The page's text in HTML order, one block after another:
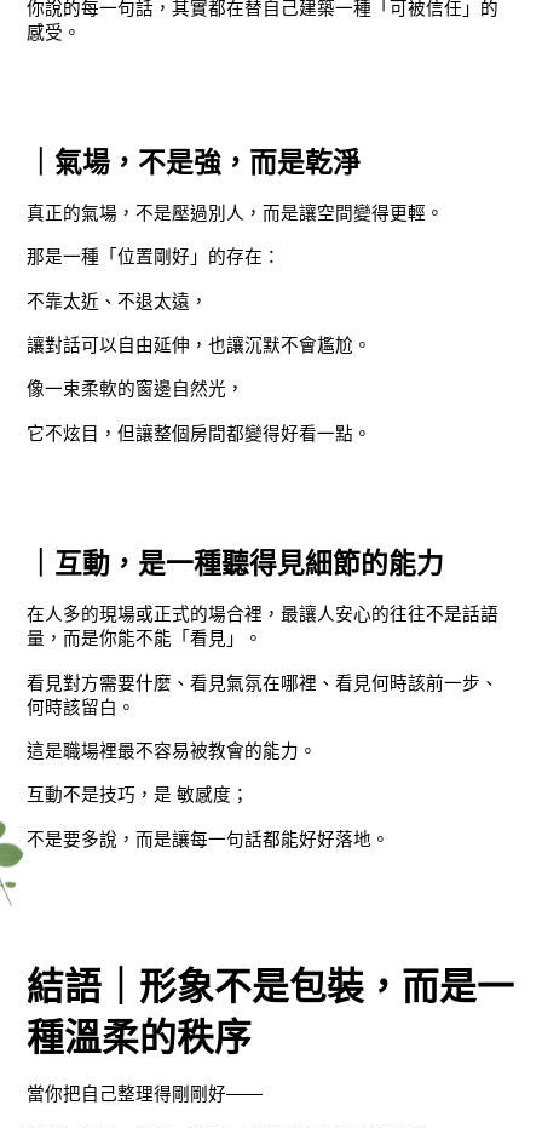
你說的每一句話，其實都在替自己建築一種「可被信任」的
感受。
｜氣場，不是強，而是乾淨
真正的氣場，不是壓過別人，而是讓空間變得更輕。
那是一種「位置剛好」的存在：
不靠太近、不退太遠，
讓對話可以自由延伸，也讓沉默不會尷尬。
像一束柔軟的窗邊自然光，
它不炫目，但讓整個房間都變得好看一點。
｜互動，是一種聽得見細節的能力
在人多的現場或正式的場合裡，最讓人安心的往往不是話語
量，而是你能不能「看見」。
看見對方需要什麼、看見氣氛在哪裡、看見何時該前一步、
何時該留白。
這是職場裡最不容易被教會的能力。
互動不是技巧，是 敏感度；
不是要多說，而是讓每一句話都能好好落地。
結語｜形象不是包裝，而是一
種溫柔的秩序
當你把自己整理得剛剛好——